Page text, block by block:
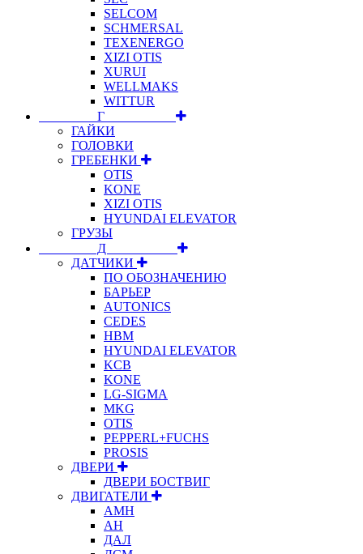
SELCOM
SCHMERSAL
TEXENERGO
XIZI OTIS
XURUI
WELLMAKS
WITTUR
⠀⠀⠀⠀⠀⠀Г⠀⠀⠀⠀⠀⠀⠀
ГАЙКИ
ГОЛОВКИ
ГРЕБЕНКИ
OTIS
KONE
XIZI OTIS
HYUNDAI ELEVATOR
ГРУЗЫ
⠀⠀⠀⠀⠀⠀Д⠀⠀⠀⠀⠀⠀⠀
ДАТЧИКИ
ПО ОБОЗНАЧЕНИЮ
БАРЬЕР
AUTONICS
CEDES
HBM
HYUNDAI ELEVATOR
KCB
KONE
LG-SIGMA
MKG
OTIS
PEPPERL+FUCHS
PROSIS
ДВЕРИ
ДВЕРИ БОСТВИГ
ДВИГАТЕЛИ
АМН
АН
ДАЛ